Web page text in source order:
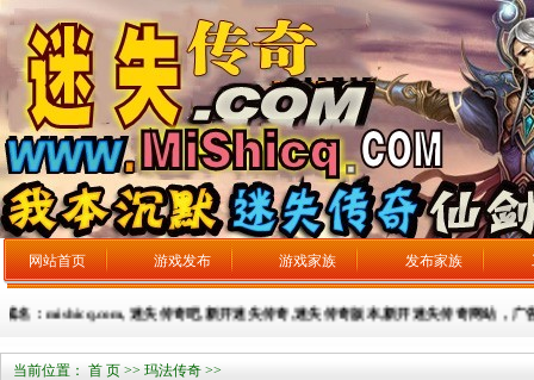
网站首页 游戏发布 游戏家族 发布家族
mishicq.com, 迷失传奇吧,新开迷失传奇,迷失传奇版本,新开迷失传奇网站，广告发
当前位置： 首 页 >> 玛法传奇 >>